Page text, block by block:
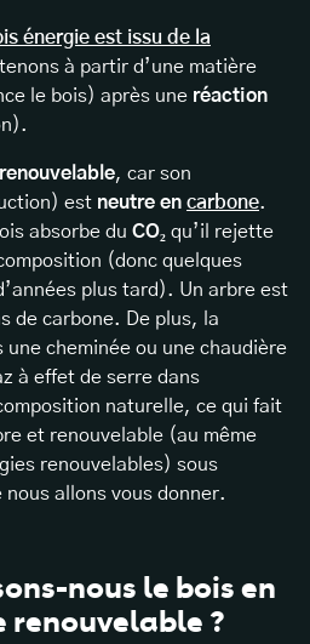
énergie est issu de la
à partir d’une matière
le bois) après une réaction
, car son
est neutre en carbone.
absorbe du CO₂ qu’il rejette
(donc quelques
plus tard). Un arbre est
de carbone. De plus, la
cheminée ou une chaudière
à effet de serre dans
naturelle, ce qui fait
et renouvelable (au même
renouvelables) sous
allons vous donner.
nous le bois en
renouvelable ?